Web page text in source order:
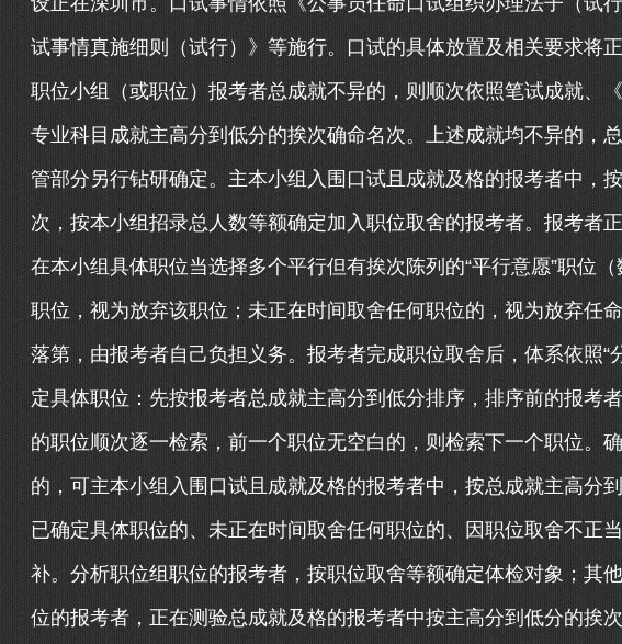
试事情真施细则（试行）》等施行。口试的具体放置及相关要求将
职位小组（或职位）报考者总成就不异的，则顺次依照笔试成就、
专业科目成就主高分到低分的挨次确命名次。上述成就均不异的，
管部分另行钻研确定。主本小组入围口试且成就及格的报考者中，
次，按本小组招录总人数等额确定加入职位取舍的报考者。报考者
在本小组具体职位当选择多个平行但有挨次陈列的“平行意愿”职位
职位，视为放弃该职位；未正在时间取舍任何职位的，视为放弃任
落第，由报考者自己负担义务。报考者完成职位取舍后，体系依照“
定具体职位：先按报考者总成就主高分到低分排序，排序前的报考
的职位顺次逐一检索，前一个职位无空白的，则检索下一个职位。
的，可主本小组入围口试且成就及格的报考者中，按总成就主高分
已确定具体职位的、未正在时间取舍任何职位的、因职位取舍不正
补。分析职位组职位的报考者，按职位取舍等额确定体检对象；其
位的报考者，正在测验总成就及格的报考者中按主高分到低分的挨